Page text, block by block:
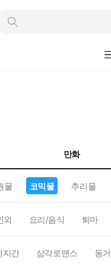
인
만화
물 코믹물 추리물
외 요리/음식 퇴마
지간 삼각로맨스 동거